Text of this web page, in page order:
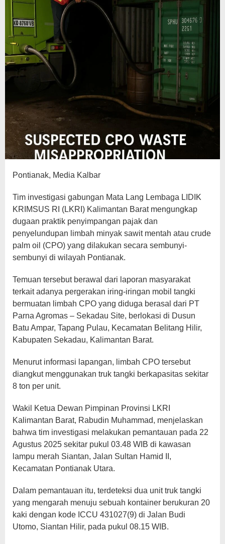
Pontianak, Media Kalbar
Tim investigasi gabungan Mata Lang Lembaga LIDIK
KRIMSUS RI (LKRI) Kalimantan Barat mengungkap
dugaan praktik penyimpangan pajak dan
penyelundupan limbah minyak sawit mentah atau crude
palm oil (CPO) yang dilakukan secara sembunyi-
sembunyi di wilayah Pontianak.
Temuan tersebut berawal dari laporan masyarakat
terkait adanya pergerakan iring-iringan mobil tangki
bermuatan limbah CPO yang diduga berasal dari PT
Parna Agromas – Sekadau Site, berlokasi di Dusun
Batu Ampar, Tapang Pulau, Kecamatan Belitang Hilir,
Kabupaten Sekadau, Kalimantan Barat.
Menurut informasi lapangan, limbah CPO tersebut
diangkut menggunakan truk tangki berkapasitas sekitar
8 ton per unit.
Wakil Ketua Dewan Pimpinan Provinsi LKRI
Kalimantan Barat, Rabudin Muhammad, menjelaskan
bahwa tim investigasi melakukan pemantauan pada 22
Agustus 2025 sekitar pukul 03.48 WIB di kawasan
lampu merah Siantan, Jalan Sultan Hamid II,
Kecamatan Pontianak Utara.
Dalam pemantauan itu, terdeteksi dua unit truk tangki
yang mengarah menuju sebuah kontainer berukuran 20
kaki dengan kode ICCU 431027(9) di Jalan Budi
Utomo, Siantan Hilir, pada pukul 08.15 WIB.